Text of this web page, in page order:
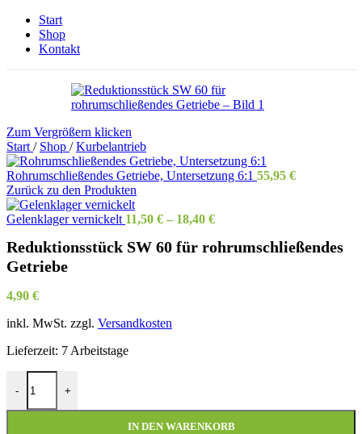
Start
Shop
Kontakt
Zum Vergrößern klicken
Start / Shop / Kurbelantrieb
Rohrumschließendes Getriebe, Untersetzung 6:1 55,95 €
Zurück zu den Produkten
Gelenklager vernickelt 11,50 € – 18,40 €
Reduktionsstück SW 60 für rohrumschließendes
Getriebe
4,90 €
inkl. MwSt. zzgl. Versandkosten
Lieferzeit: 7 Arbeitstage
-
Reduktionsstück SW 60 für rohrumschließendes Getriebe Menge
+
IN DEN WARENKORB